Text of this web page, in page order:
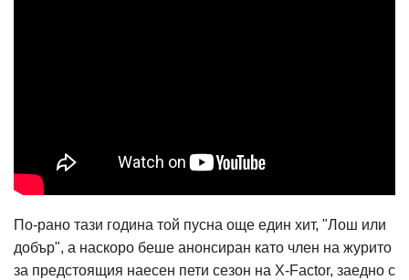
По-рано тази година той пусна още един хит, "Лош или
добър", а наскоро беше анонсиран като член на журито
за предстоящия наесен пети сезон на X-Factor, заедно с